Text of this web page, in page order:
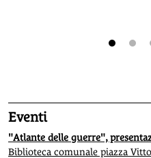
Eventi
"Atlante delle guerre",
Biblioteca comunale piazza